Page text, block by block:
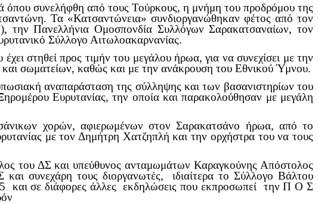
συνελήφθη από τους Τούρκους, η μνήμη του προδρόμου της
Τα «Κατσαντώνεια» συνδιοργανώθηκαν φέτος από τον
Πανελλήνια Ομοσπονδία Συλλόγων Σαρακατσαναίων, τον
Σύλλογο Αιτωλοακαρνανίας.
στηθεί προς τιμήν του μεγάλου ήρωα, για να συνεχίσει με την
σωματείων, καθώς και με την ανάκρουση του Εθνικού Ύμνου.
αναπαράσταση της σύλληψης και των βασανιστηρίων του
Ευρυτανίας, την οποία και παρακολούθησαν με μεγάλη
χορών, αφιερωμένων στον Σαρακατσάνο ήρωα, από το
με τον Δημήτρη Χατζηπλή και την ορχήστρα του να τους
του ΔΣ και υπεύθυνος ανταμωμάτων Καραγκούνης Απόστολος
συνεχάρη τους διοργανωτές, ιδιαίτερα το Σύλλογο Βάλτου
και σε διάφορες άλλες εκδηλώσεις που εκπροσωπεί την Π Ο Σ